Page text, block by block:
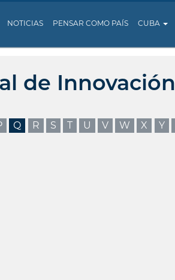
NOTICIAS PENSAR COMO PAÍS CUBA
de Innovación
Q R S T U V W X Y